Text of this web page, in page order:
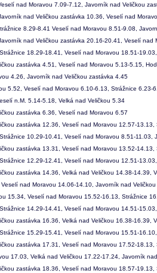
nad Moravou 7.09-7.12, Javorník nad Veličkou
nad Veličkou zastávka 10.36, Veselí nad
8.29-8.41 Veselí nad Moravou 8.51-9.08,
nad Veličkou zastávka 20.16-20.41, Veselí nad
18.29-18.41, Veselí nad Moravou 18.51-
zastávka 4.51, Veselí nad Moravou 5.13-5.15,
4.26, Javorník nad Veličkou zastávka 4.45
5.52, Veselí nad Moravou 6.10-6.13, Strážnice 6.23-
n.M. 5.14-5.18, Velká nad Veličkou 5.34
zastávka 6.36, Veselí nad Moravou 6.57
zastávka 12.36, Veselí nad Moravou 12.57-
10.29-10.41, Veselí nad Moravou 8.51-11.03,
zastávka 13.31, Veselí nad Moravou 13.52-
12.29-12.41, Veselí nad Moravou 12.51-
zastávka 14.36, Velká nad Veličkou 14.38-
nad Moravou 14.06-14.10, Javorník nad Veličkou
15.34, Veselí nad Moravou 15.52-16.13, Strážnice
14.29-14.41, Veselí nad Moravou 14.51-
zastávka 16.36, Velká nad Veličkou 16.38-16.39,
15.29-15.41, Veselí nad Moravou 15.51-
zastávka 17.31, Veselí nad Moravou 17.52-
17.03, Velká nad Veličkou 17.22-17.24, Javorník
zastávka 18.36, Veselí nad Moravou 18.57-